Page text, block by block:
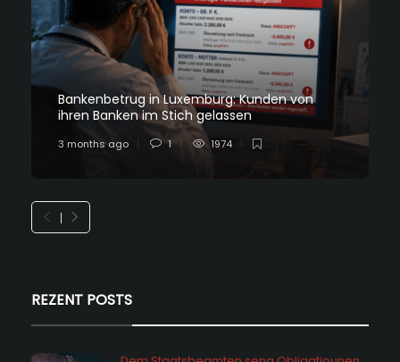
Bankenbetrug in Luxemburg: Kunden von
ihren Banken im Stich gelassen
3 months ago 1 1974
REZENT POSTS